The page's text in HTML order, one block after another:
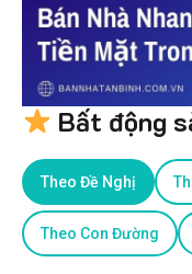
Bất động
Theo Đề Nghị
Theo Con Đường